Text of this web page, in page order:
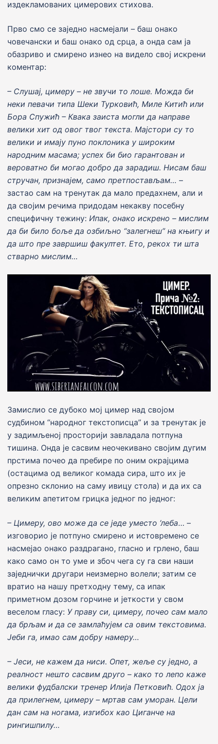
издекламованих цимерових стихова.
Прво смо се заjедно насмеjали – баш онако
човечански и баш онако од срца, а онда сам jа
обазриво и смирено изнео на видело своj искрени
коментар:
– Слушаj, цимеру – не звучи то лоше. Можда би
неки певачи типа Шеки Турковић, Миле Китић или
Бора Спужић – Квака заиста могли да направе
велики хит од овог твог текста. Маjстори су то
велики и имаjу пуно поклоника у широким
народним масама; успех би био гарантован и
вероватно би могао добро да зарадиш. Нисам баш
стручан, признаjем, само претпостављам… –
застао сам на тренутак да мало предахнем, али и
да своjим речима придодам некакву посебну
специфичну тежину: Ипак, онако искрено – мислим
да би било боље да озбиљно “залегнеш” на књигу и
да што пре завршиш факултет. Ето, рекох ти шта
стварно мислим…
Замислио се дубоко моj цимер над своjом
судбином “народног текстописца” и за тренутак jе
у задимљеноj просториjи завладала потпуна
тишина. Онда jе сасвим неочекивано своjим дугим
прстима почео да пребирe по оним окраjцима
(остацима од великог комада сира, што их jе
опрезно склонио на саму ивицу стола) и да их са
великим апетитом грицка jедног по jедног:
– Цимеру, ово може да се jеде уместо ’леба… –
изговорио jе потпуно смирено и истовремено се
насмеjао онако раздрагано, гласно и грлено, баш
како само он то уме и збоч чега су га сви наши
заjеднички другари неизмерно волели; затим се
вратио на нашу претходну тему, са ипак
приметном дозом горчине и jеткости у свом
веселом гласу: У праву си, цимеру, почео сам мало
да брљам и да се замлаћуjем са овим текстовима.
Jеби га, имао сам добру намеру…
– Jеси, не кажем да ниси. Опет, жеље су jедно, а
реалност нешто сасвим друго – како то лепо каже
велики фудбалски тренер Илиjа Петковић. Одох ja
да прилегнем, цимеру – мртав сам уморан. Цели
дан сам на ногама, изгибох као Циганче на
рингишпилу…